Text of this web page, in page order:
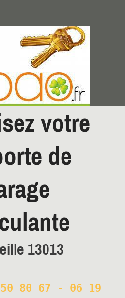
votre
de
13013
80 67 - 06 19